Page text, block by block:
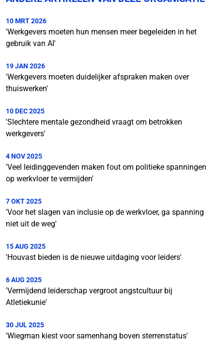
10 MRT 2026
'Werkgevers moeten hun mensen meer begeleiden in het
gebruik van AI'
19 JAN 2026
'Werkgevers moeten duidelijker afspraken maken over
thuiswerken'
10 DEC 2025
'Slechtere mentale gezondheid vraagt om betrokken
werkgevers'
4 NOV 2025
'Veel leidinggevenden maken fout om politieke spanningen
op werkvloer te vermijden'
7 OKT 2025
'Voor het slagen van inclusie op de werkvloer, ga spanning
niet uit de weg'
15 AUG 2025
'Houvast bieden is de nieuwe uitdaging voor leiders'
6 AUG 2025
'Vermijdend leiderschap vergroot angstcultuur bij
Atletiekunie'
30 JUL 2025
'Wiegman kiest voor samenhang boven sterrenstatus'